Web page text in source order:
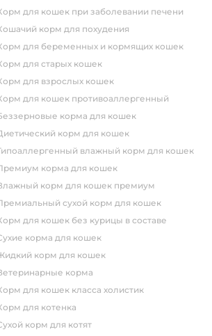
корм для кошек при заболевании печени
кошачий корм для похудения
корм для беременных и кормящих кошек
корм для старых кошек
корм для взрослых кошек
корм для кошек противоаллергенный
беззерновые корма для кошек
диетический корм для кошек
гипоаллергенный влажный корм для кошек
премиум корма для кошек
влажный корм для кошек премиум
премиальный сухой корм для кошек
корм для кошек без курицы в составе
сухие корма для кошек
жидкий корм для кошек
ветеринарные корма
корм для кошек класса холистик
корм для котенка
сухой корм для котят